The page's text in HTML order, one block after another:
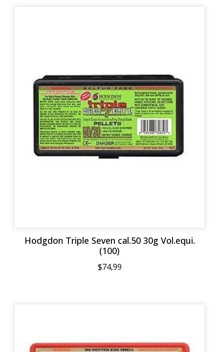
Hodgdon Triple Seven cal.50 30g Vol.equi.
(100)
$74,99